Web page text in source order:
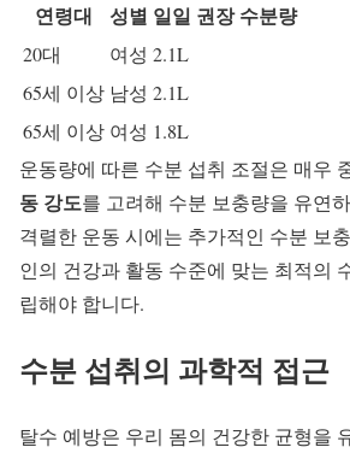
연령대 성별 일일 권장 수분량
20대 여성 2.1L
65세 이상 남성 2.1L
65세 이상 여성 1.8L
운동량에 따른 수분 섭취 조절은 매우
동 강도를 고려해 수분 보충량을 유연
격렬한 운동 시에는 추가적인 수분 보충
인의 건강과 활동 수준에 맞는 최적의
립해야 합니다.
수분 섭취의 과학적 접근
탈수 예방은 우리 몸의 건강한 균형을